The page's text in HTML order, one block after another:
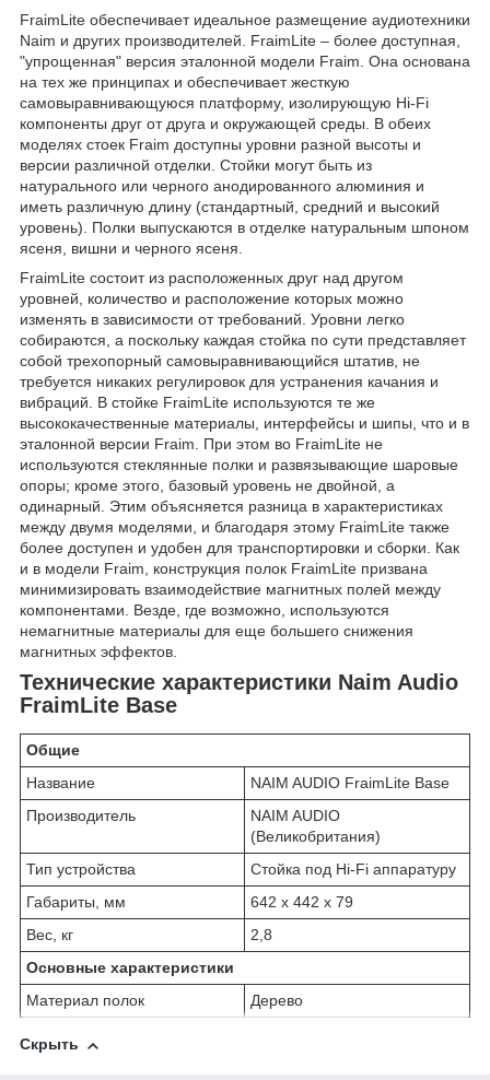
FraimLite обеспечивает идеальное размещение аудиотехники
Naim и других производителей. FraimLite – более доступная,
"упрощенная" версия эталонной модели Fraim. Она основана
на тех же принципах и обеспечивает жесткую
самовыравнивающуюся платформу, изолирующую Hi-Fi
компоненты друг от друга и окружающей среды. В обеих
моделях стоек Fraim доступны уровни разной высоты и
версии различной отделки. Стойки могут быть из
натурального или черного анодированного алюминия и
иметь различную длину (стандартный, средний и высокий
уровень). Полки выпускаются в отделке натуральным шпоном
ясеня, вишни и черного ясеня.
FraimLite состоит из расположенных друг над другом
уровней, количество и расположение которых можно
изменять в зависимости от требований. Уровни легко
собираются, а поскольку каждая стойка по сути представляет
собой трехопорный самовыравнивающийся штатив, не
требуется никаких регулировок для устранения качания и
вибраций. В стойке FraimLite используются те же
высококачественные материалы, интерфейсы и шипы, что и в
эталонной версии Fraim. При этом во FraimLite не
используются стеклянные полки и развязывающие шаровые
опоры; кроме этого, базовый уровень не двойной, а
одинарный. Этим объясняется разница в характеристиках
между двумя моделями, и благодаря этому FraimLite также
более доступен и удобен для транспортировки и сборки. Как
и в модели Fraim, конструкция полок FraimLite призвана
минимизировать взаимодействие магнитных полей между
компонентами. Везде, где возможно, используются
немагнитные материалы для еще большего снижения
магнитных эффектов.
Технические характеристики Naim Audio
FraimLite Base
Общие
Название
NAIM AUDIO FraimLite Base
Производитель
NAIM AUDIO
(Великобритания)
Тип устройства
Стойка под Hi-Fi аппаратуру
Габариты, мм
642 x 442 х 79
Вес, кг
2,8
Основные характеристики
Материал полок
Дерево
Скрыть